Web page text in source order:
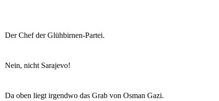
Der Chef der Glühbirnen-Partei.
Nein, nicht Sarajevo!
Da oben liegt irgendwo das Grab von Osman Gazi.